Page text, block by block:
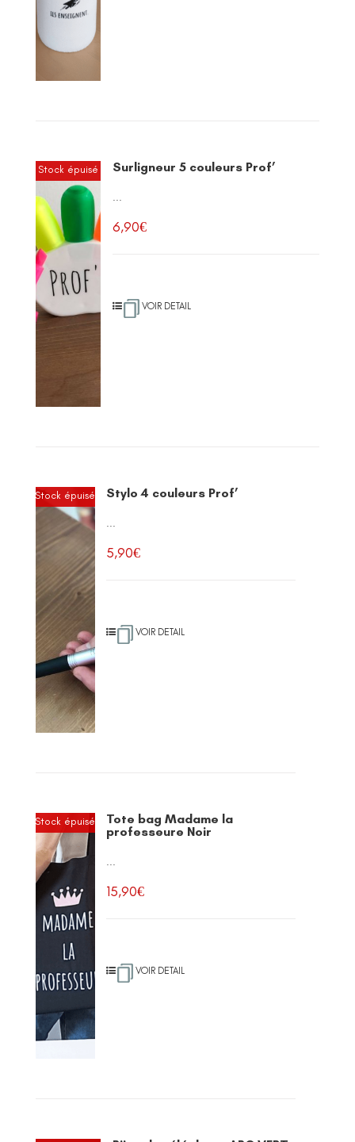
Stock épuisé Surligneur 5 couleurs Prof’
...
6,90€
VOIR DETAIL
Stock épuisé Stylo 4 couleurs Prof’
...
5,90€
VOIR DETAIL
Stock épuisé
Tote bag Madame la
professeure Noir
...
15,90€
VOIR DETAIL